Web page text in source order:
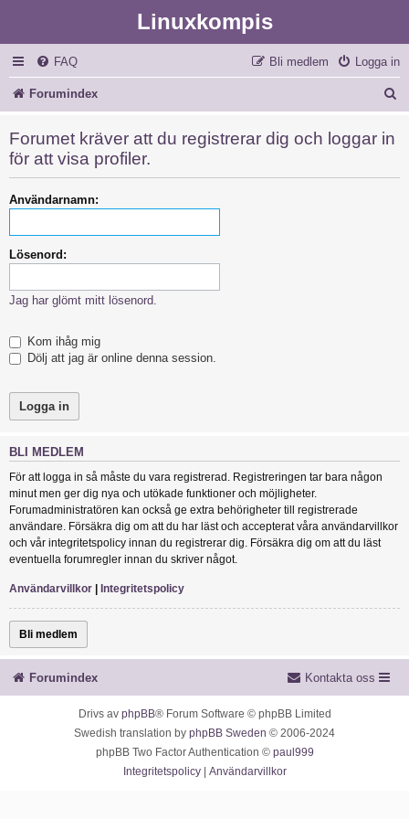
Linuxkompis
FAQ Logga in
Bli medlem
Forumindex
Forumet kräver att du registrerar dig och loggar in
för att visa profiler.
Användarnamn:
Lösenord:
Jag har glömt mitt lösenord.
Kom ihåg mig
Dölj att jag är online denna session.
BLI MEDLEM
För att logga in så måste du vara registrerad. Registreringen tar bara någon
minut men ger dig nya och utökade funktioner och möjligheter.
Forumadministratören kan också ge extra behörigheter till registrerade
användare. Försäkra dig om att du har läst och accepterat våra användarvillkor
och vår integritetspolicy innan du registrerar dig. Försäkra dig om att du läst
eventuella forumregler innan du skriver något.
Användarvillkor Integritetspolicy
Bli medlem
Forumindex Kontakta oss
Drivs av phpBB® Forum Software © phpBB Limited
Swedish translation by phpBB Sweden © 2006-2024
phpBB Two Factor Authentication © paul999
Integritetspolicy| Användarvillkor